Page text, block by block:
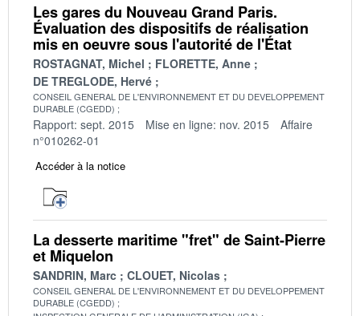
Les gares du Nouveau Grand Paris.
Évaluation des dispositifs de réalisation
mis en oeuvre sous l'autorité de l'État
ROSTAGNAT, Michel
FLORETTE, Anne
DE TREGLODE, Hervé
CONSEIL GENERAL DE L'ENVIRONNEMENT ET DU DEVELOPPEMENT
DURABLE (CGEDD)
Rapport: sept. 2015 Mise en ligne: nov. 2015
Affaire
n°010262-01
Accéder à la notice
La desserte maritime "fret" de Saint-Pierre
et Miquelon
SANDRIN, Marc CLOUET, Nicolas
CONSEIL GENERAL DE L'ENVIRONNEMENT ET DU DEVELOPPEMENT
DURABLE (CGEDD)